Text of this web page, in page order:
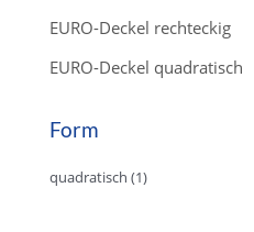
EURO-Deckel rechteckig
EURO-Deckel quadratisch
Form
quadratisch (1)